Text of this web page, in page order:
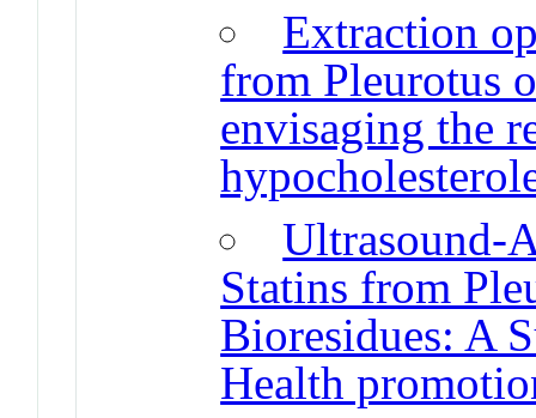
Extraction
from Pleurotus
envisaging the
Ultrasound-
Statins from
Bioresidues: A
Health